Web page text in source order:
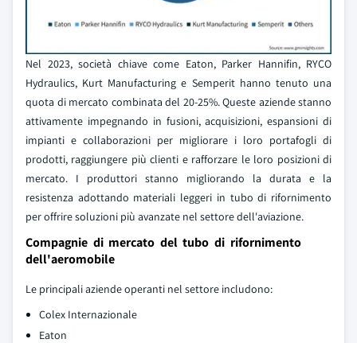
Nel 2023, società chiave come Eaton, Parker Hannifin, RYCO
Hydraulics, Kurt Manufacturing e Semperit hanno tenuto una
quota di mercato combinata del 20-25%. Queste aziende stanno
attivamente impegnando in fusioni, acquisizioni, espansioni di
impianti e collaborazioni per migliorare i loro portafogli di
prodotti, raggiungere più clienti e rafforzare le loro posizioni di
mercato. I produttori stanno migliorando la durata e la
resistenza adottando materiali leggeri in tubo di rifornimento
per offrire soluzioni più avanzate nel settore dell'aviazione.
Compagnie di mercato del tubo di rifornimento
dell'aeromobile
Le principali aziende operanti nel settore includono:
Colex Internazionale
Eaton